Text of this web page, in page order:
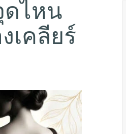
ดไหน
เคลียร์